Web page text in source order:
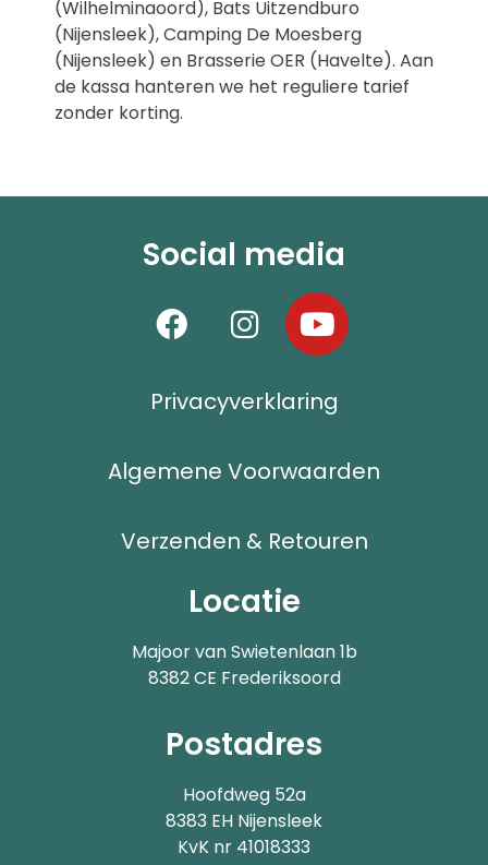
(Wilhelminaoord), Bats Uitzendburo
(Nijensleek), Camping De Moesberg
(Nijensleek) en Brasserie OER (Havelte). Aan
de kassa hanteren we het reguliere tarief
zonder korting.
Social media
Privacyverklaring
Algemene Voorwaarden
Verzenden & Retouren
Locatie
Majoor van Swietenlaan 1b
8382 CE Frederiksoord
Postadres
Hoofdweg 52a
8383 EH Nijensleek
KvK nr 41018333